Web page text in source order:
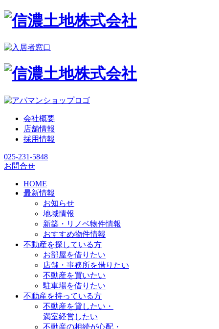
会社概要
店舗情報
採用情報
025-231-5848
お問合せ
HOME
最新情報
お知らせ
地域情報
新築・リノベ物件情報
おすすめ物件情報
不動産を探している方
お部屋を借りたい
店舗・事務所を借りたい
不動産を買いたい
駐車場を借りたい
不動産を持っている方
不動産を貸したい・
満室経営したい
不動産の相続が心配・